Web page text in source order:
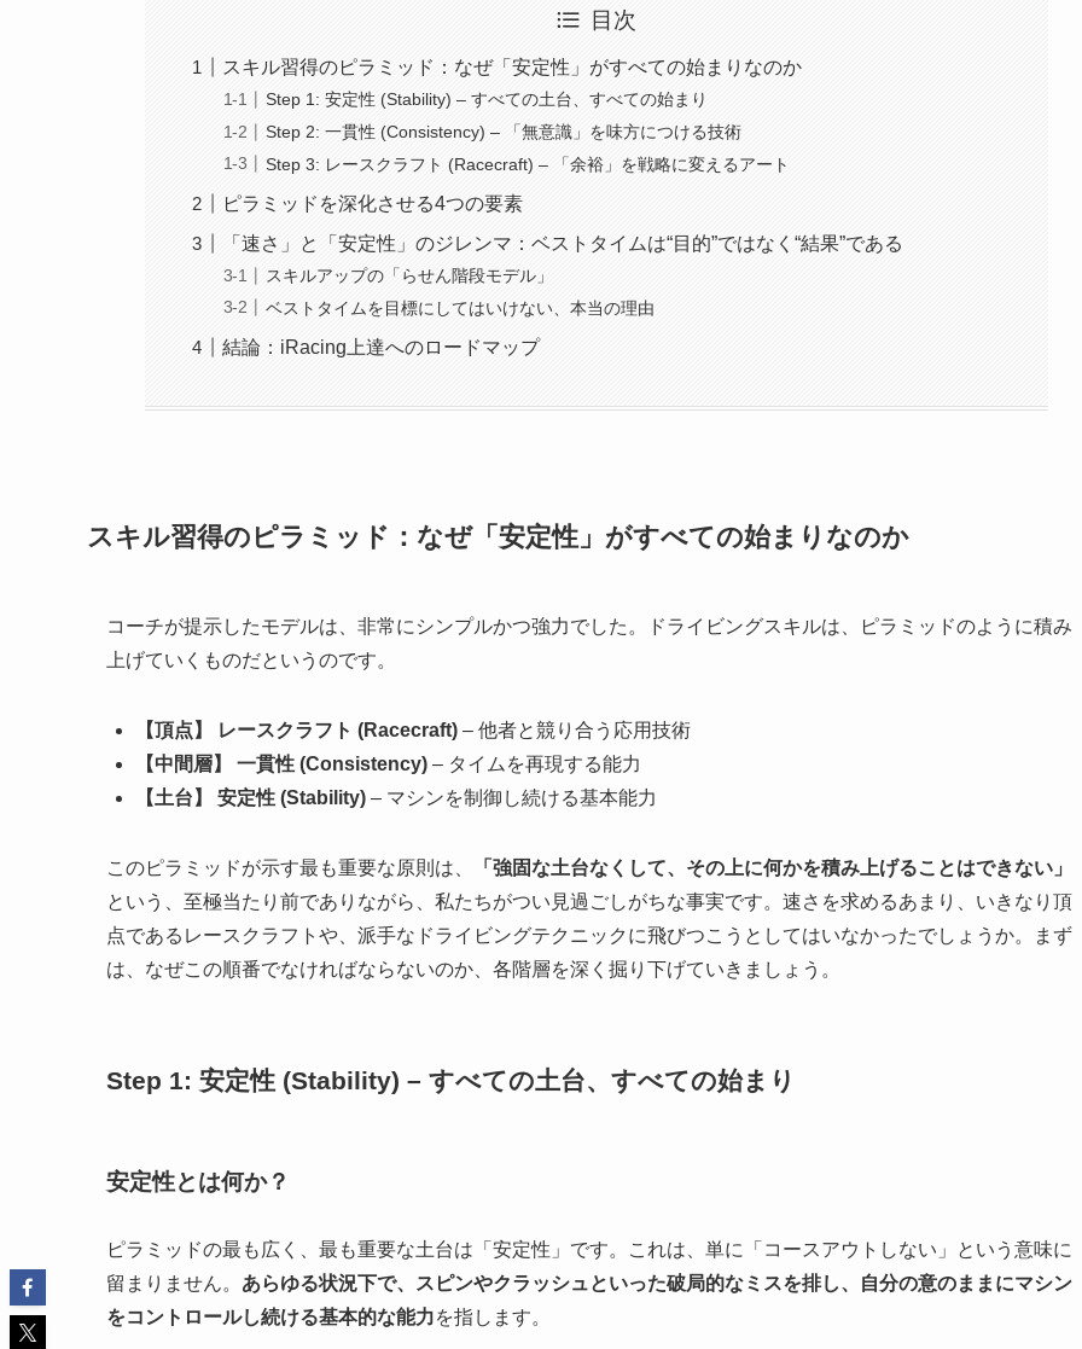
目次
スキル習得のピラミッド：なぜ「安定性」がすべての始まりなのか
Step 1: 安定性 (Stability) – すべての土台、すべての始まり
Step 2: 一貫性 (Consistency) – 「無意識」を味方につける技術
Step 3: レースクラフト (Racecraft) – 「余裕」を戦略に変えるアート
ピラミッドを深化させる4つの要素
「速さ」と「安定性」のジレンマ：ベストタイムは“目的”ではなく“結果”である
スキルアップの「らせん階段モデル」
ベストタイムを目標にしてはいけない、本当の理由
結論：iRacing上達へのロードマップ
スキル習得のピラミッド：なぜ「安定性」がすべての始まりなのか
コーチが提示したモデルは、非常にシンプルかつ強力でした。ドライビングスキルは、ピラミッドのように積み
上げていくものだというのです。
【頂点】 レースクラフト (Racecraft) – 他者と競り合う応用技術
【中間層】 一貫性 (Consistency) – タイムを再現する能力
【土台】 安定性 (Stability) – マシンを制御し続ける基本能力
このピラミッドが示す最も重要な原則は、
「強固な土台なくして、その上に何かを積み上げることはできない」
という、至極当たり前でありながら、私たちがつい見過ごしがちな事実です。速さを求めるあまり、いきなり頂
点であるレースクラフトや、派手なドライビングテクニックに飛びつこうとしてはいなかったでしょうか。まず
は、なぜこの順番でなければならないのか、各階層を深く掘り下げていきましょう。
Step 1: 安定性 (Stability) – すべての土台、すべての始まり
安定性とは何か？
ピラミッドの最も広く、最も重要な土台は「安定性」です。これは、単に「コースアウトしない」という意味に
留まりません。 あらゆる状況下で、スピンやクラッシュといった破局的なミスを排し、自分の意のままにマシン
をコントロールし続ける基本的な能力を指します。